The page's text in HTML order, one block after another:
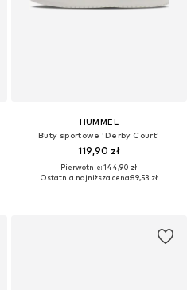
HUMMEL
Buty sportowe 'Derby Court'
119,90 zł
Pierwotnie: 144,90 zł
Ostatnia najniższa cena:89,53 zł